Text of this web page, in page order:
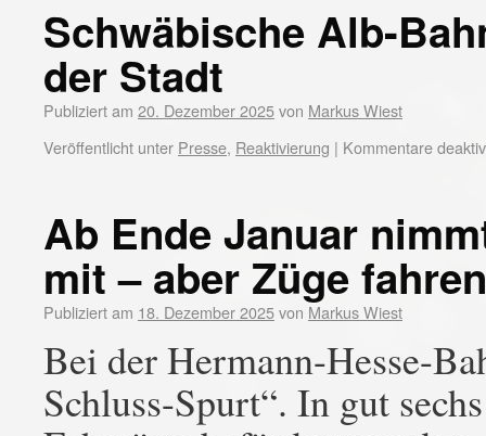
Schwäbische Alb-
der Stadt
Publiziert am 20. Dezember 2025von Markus Wiest
Veröffentlicht unter Presse, Reaktivierung | Kommentare
Ab Ende Januar
mit – aber Züge
Publiziert am 18. Dezember 2025von Markus Wiest
Bei der Hermann-Hesse-
Schluss-Spurt“. In gut